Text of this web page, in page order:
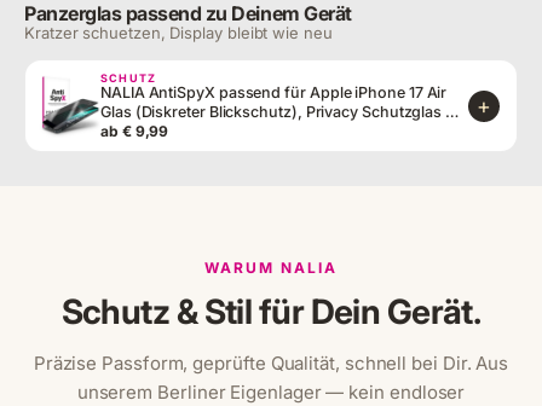
Panzerglas passend zu Deinem Gerät
Kratzer schuetzen, Display bleibt wie neu
SCHUTZ
NALIA AntiSpyX passend für Apple iPhone 17 Air
Glas (Diskreter Blickschutz), Privacy Schutzglas mit
9H Härte, Anti-Spy Technologie, Robust,
ab € 9,99
+
WARUM NALIA
Schutz & Stil für Dein Gerät.
Präzise Passform, geprüfte Qualität, schnell bei Dir. Aus
unserem Berliner Eigenlager — kein endloser